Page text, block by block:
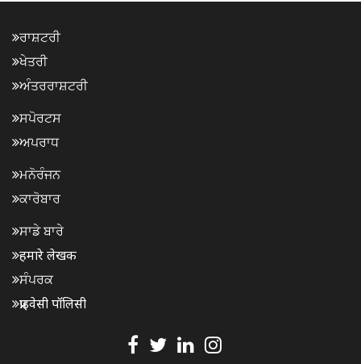
ਰਾਸ਼ਟਰੀ
ਖੇਤਰੀ
ਅੰਤਰਰਾਸ਼ਟਰੀ
ਸਪੋਰਟਸ
ਅਪਰਾਧ
ਮਨੋਰੰਜਨ
ਕਾਰੋਬਾਰ
ਸਾਡੇ ਬਾਰੇ
हमारे लेखक
ਸੰਪਰਕ
प्राइवेसी पॉलिसी